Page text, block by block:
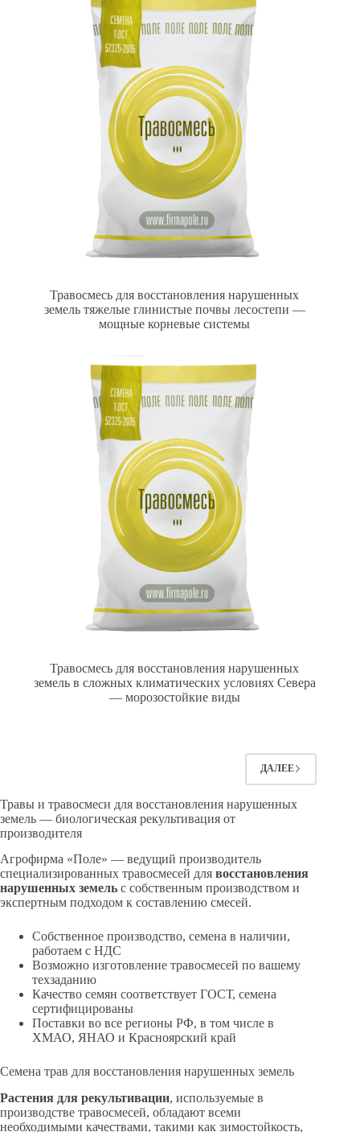
Травосмесь для восстановления нарушенных
земель тяжелые глинистые почвы лесостепи —
мощные корневые системы
Травосмесь для восстановления нарушенных
земель в сложных климатических условиях Севера
— морозостойкие виды
ДАЛЕЕ
Травы и травосмеси для восстановления нарушенных
земель — биологическая рекультивация от
производителя
Агрофирма «Поле» — ведущий производитель
специализированных травосмесей для восстановления
нарушенных земель с собственным производством и
экспертным подходом к составлению смесей.
Собственное производство, семена в наличии,
работаем с НДС
Возможно изготовление травосмесей по вашему
техзаданию
Качество семян соответствует ГОСТ, семена
сертифицированы
Поставки во все регионы РФ, в том числе в
ХМАО, ЯНАО и Красноярский край
Семена трав для восстановления нарушенных земель
Растения для рекультивации, используемые в
производстве травосмесей, обладают всеми
необходимыми качествами, такими как зимостойкость,